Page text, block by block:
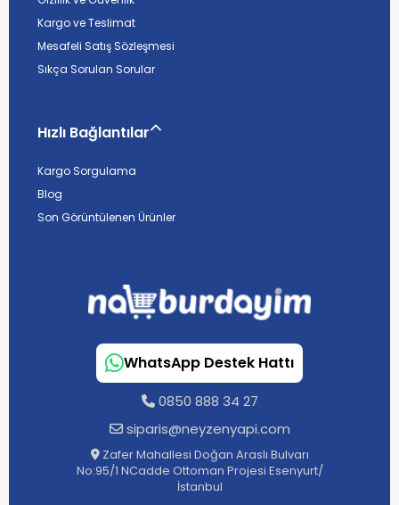
Kargo ve Teslimat
Mesafeli Satış Sözleşmesi
Sıkça Sorulan Sorular
Hızlı Bağlantılar
Kargo Sorgulama
Blog
Son Görüntülenen Ürünler
WhatsApp Destek Hattı
0850 888 34 27
siparis@neyzenyapi.com
Zafer Mahallesi Doğan Araslı Bulvarı
No:95/1 NCadde Ottoman Projesi Esenyurt/
İstanbul